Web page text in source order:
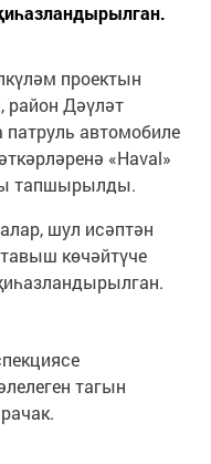
проектын
Дәүләт
автомобиле
«Haval»
тапшырылды.
шул исәптән
көчәйтүче
тагын